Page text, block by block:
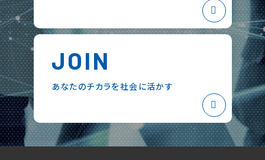
JOIN
あなたのチカラを社会に活かす